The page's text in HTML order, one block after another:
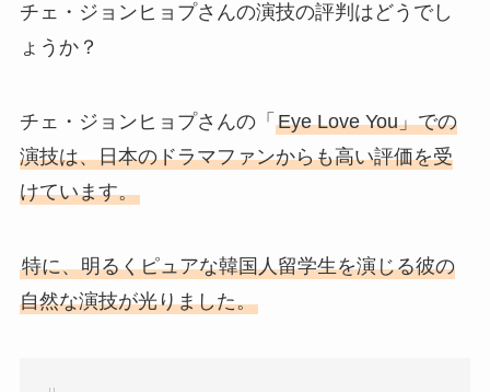
チェ・ジョンヒョプさんの演技の評判はどうでし
ょうか？
チェ・ジョンヒョプさんの「 Eye Love You」での
演技は、日本のドラマファンからも高い評価を受
けています。
特に、明るくピュアな韓国人留学生を演じる彼の
自然な演技が光りました。